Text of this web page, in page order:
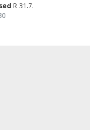
R 31.7.